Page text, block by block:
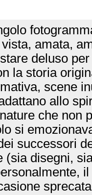
amata,
deluso
la storia
scene
allo
che non
si
successori
(sia disegni,